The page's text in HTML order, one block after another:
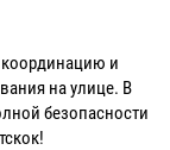
координацию и
на улице. В
безопасности